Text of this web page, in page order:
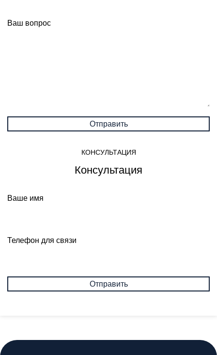
Ваш вопрос
КОНСУЛЬТАЦИЯ
Консультация
Ваше имя
Телефон для связи